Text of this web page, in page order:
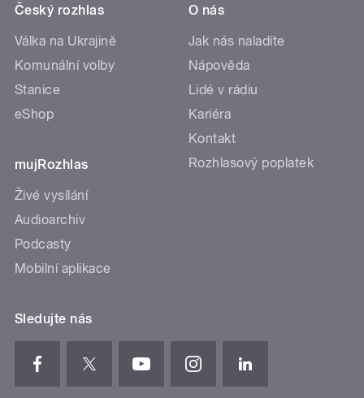
Český rozhlas
Válka na Ukrajině
Komunální volby
Stanice
eShop
mujRozhlas
Živé vysílání
Audioarchiv
Podcasty
Mobilní aplikace
O nás
Jak nás naladíte
Nápověda
Lidé v rádiu
Kariéra
Kontakt
Rozhlasový poplatek
Sledujte nás